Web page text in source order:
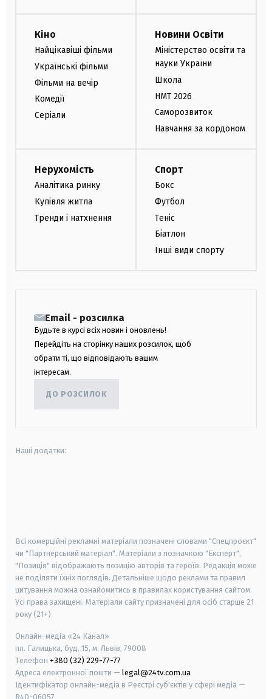
Кіно
Найцікавіші фільми
Українські фільми
Фільми на вечір
Комедії
Серіали
Новини Освіти
Міністерство освіти та
науки України
Школа
НМТ 2026
Саморозвиток
Навчання за кордоном
Нерухомість
Аналітика ринку
Купівля житла
Тренди і натхнення
Спорт
Бокс
Футбол
Теніс
Біатлон
Інші види спорту
Email - розсилка
Будьте в курсі всіх новин і оновлень!
Перейдіть на сторінку наших розсилок, щоб
обрати ті, що відповідають вашим
інтересам.
ДО РОЗСИЛОК
Наші додатки:
Всі комерційні рекламні матеріали позначені словами "Спецпроєкт"
чи "Партнерський матеріал". Матеріали з позначкою "Експерт",
"Позиція" відображають позицію авторів та героїв. Редакція може
не поділяти їхніх поглядів. Детальніше щодо реклами та правил
цитування можна ознайомитись в правилах користування сайтом.
Усі права захищені. Матеріали сайту призначені для осіб старше 21
року (21+)
Онлайн-медіа «24 Канал»
пл. Галицька, буд. 15, м. Львів, 79008
Телефон +380 (32) 229-77-77
Адреса електронної пошти — legal@24tv.com.ua
Ідентифікатор онлайн-медіа в Реєстрі суб'єктів у сфері медіа —
R40-06057